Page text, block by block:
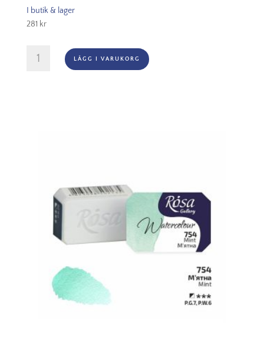
I butik & lager
281 kr
LÄGG I VARUKORG